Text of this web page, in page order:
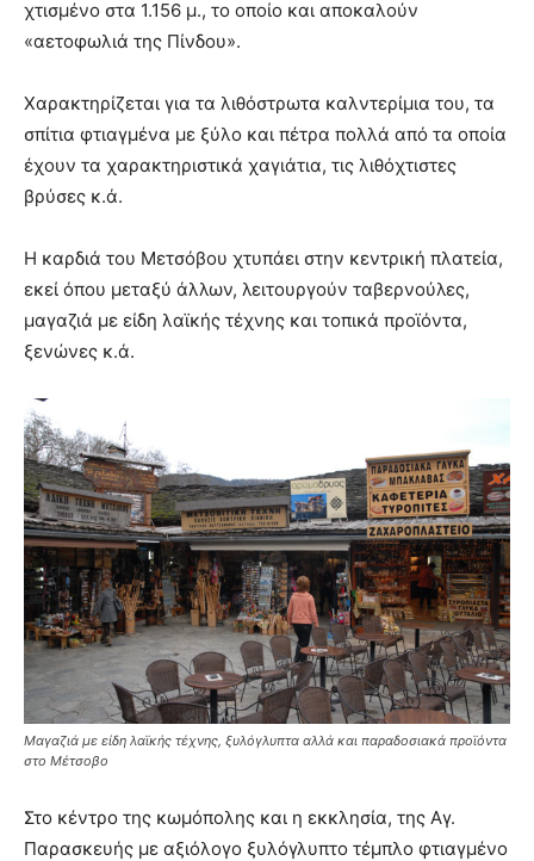
χτισμένο στα 1.156 μ., το οποίο και αποκαλούν
«αετοφωλιά της Πίνδου».
Χαρακτηρίζεται για τα λιθόστρωτα καλντερίμια του, τα
σπίτια φτιαγμένα με ξύλο και πέτρα πολλά από τα οποία
έχουν τα χαρακτηριστικά χαγιάτια, τις λιθόχτιστες
βρύσες κ.ά.
Η καρδιά του Μετσόβου χτυπάει στην κεντρική πλατεία,
εκεί όπου μεταξύ άλλων, λειτουργούν ταβερνούλες,
μαγαζιά με είδη λαϊκής τέχνης και τοπικά προϊόντα,
ξενώνες κ.ά.
Μαγαζιά με είδη λαϊκής τέχνης, ξυλόγλυπτα αλλά και παραδοσιακά προϊόντα
στο Μέτσοβο
Στο κέντρο της κωμόπολης και η εκκλησία, της Αγ.
Παρασκευής με αξιόλογο ξυλόγλυπτο τέμπλο φτιαγμένο